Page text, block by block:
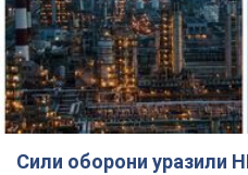
Сили оборони уразили